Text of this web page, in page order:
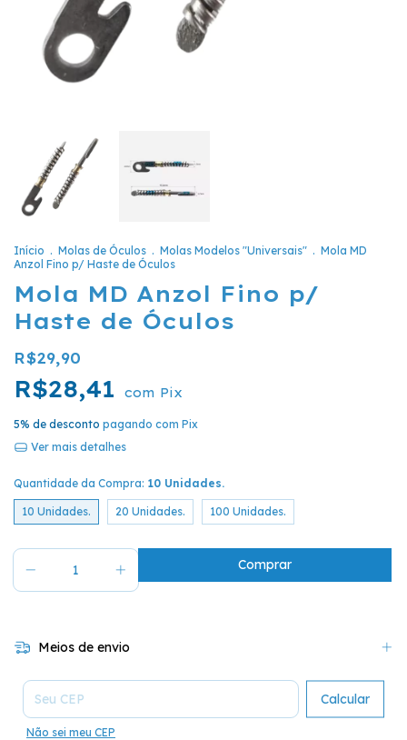
Início . Molas de Óculos . Molas Modelos "Universais" . Mola MD
Anzol Fino p/ Haste de Óculos
Mola MD Anzol Fino p/
Haste de Óculos
R$29,90
R$28,41 com Pix
5% de desconto pagando com Pix
Ver mais detalhes
Quantidade da Compra: 10 Unidades.
10 Unidades. 20 Unidades. 100 Unidades.
Meios de envio
Entregas para o CEP:
Calcular
Não sei meu CEP